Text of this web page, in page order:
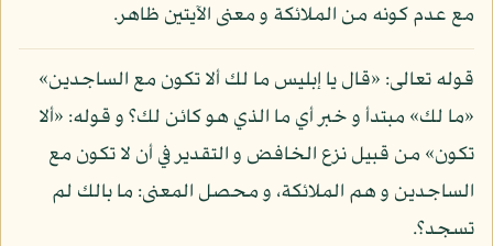
مع عدم كونه من الملائكة و معنى الآيتين ظاهر.
قوله تعالى: «قال يا إبليس ما لك ألا تكون مع الساجدين»
«ما لك» مبتدأ و خبر أي ما الذي هو كائن لك؟ و قوله: «ألا
تكون» من قبيل نزع الخافض و التقدير في أن لا تكون مع
الساجدين و هم الملائكة، و محصل المعنى: ما بالك لم
تسجد؟.